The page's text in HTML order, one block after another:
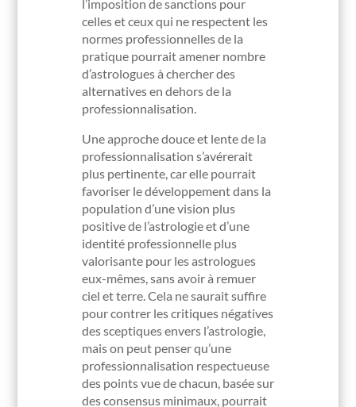
l’imposition de sanctions pour
celles et ceux qui ne respectent les
normes professionnelles de la
pratique pourrait amener nombre
d’astrologues à chercher des
alternatives en dehors de la
professionnalisation.
Une approche douce et lente de la
professionnalisation s’avérerait
plus pertinente, car elle pourrait
favoriser le développement dans la
population d’une vision plus
positive de l’astrologie et d’une
identité professionnelle plus
valorisante pour les astrologues
eux-mêmes, sans avoir à remuer
ciel et terre. Cela ne saurait suffire
pour contrer les critiques négatives
des sceptiques envers l’astrologie,
mais on peut penser qu’une
professionnalisation respectueuse
des points vue de chacun, basée sur
des consensus minimaux, pourrait